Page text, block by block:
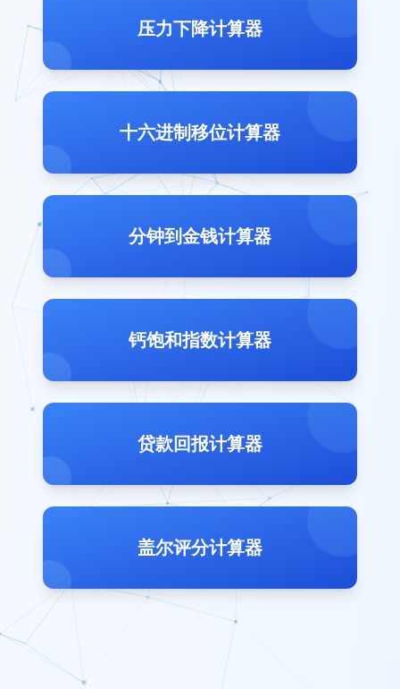
压力下降计算器
十六进制移位计算器
分钟到金钱计算器
钙饱和指数计算器
贷款回报计算器
盖尔评分计算器